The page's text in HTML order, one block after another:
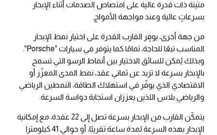
متينة ذات قدرة عالية على امتصاص الصدمات أثناء الإبحار
بسرعاتٍ عالية وعند مواجهة الأمواج.
من جهة أخرى، يوفٍر القارب القدرة على اختيار نمط الإبحار
المناسب تبعًا للحاجة، تمامًا كما يتوفر في سيارات "Porsche".
وبذلك يُمكن للسائق الاختيار بين أنماط الرسو التي تسمح
بالإبحار بسرعة لا تزيد عن ثماني عقد، نمط المدى المعزّز أو
الاقتصادي الذي يوفّر في استهلاك الطاقة، النمطين الرياضي
والرياضي بلاس اللذين يعززان استجابة دواسة السرعة.
يتمكّن القارب من الإبحار بسرعة تصل إلى 22 عقدة، مع إمكانية
الإبحار بهذه السرعة لمدة ساعة تقريبًا، أو حوالي ‎41 كيلومترا